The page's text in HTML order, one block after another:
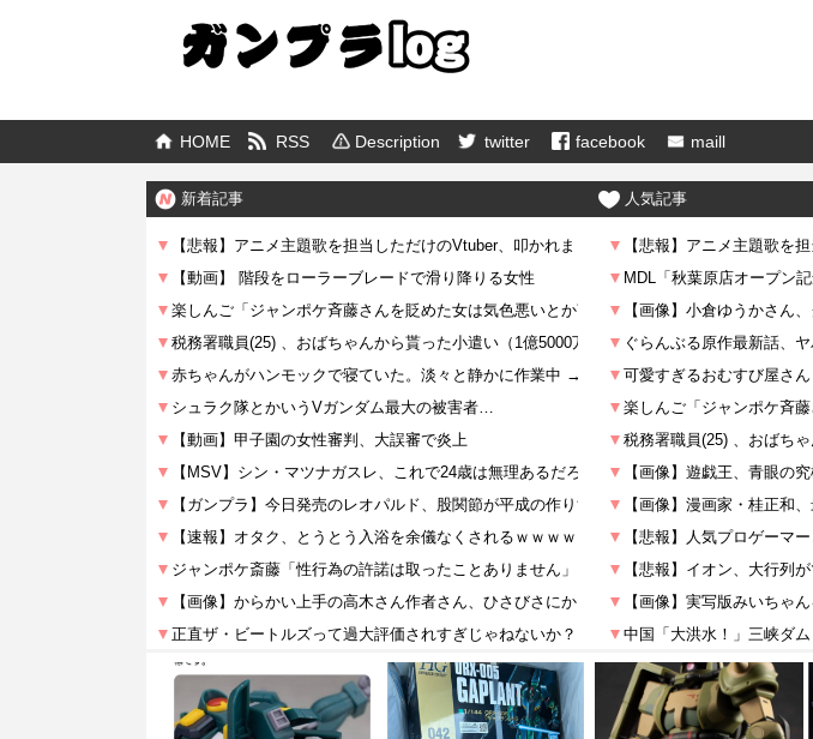
HOME RSS Description twitter facebook maill
新着記事 人気記事